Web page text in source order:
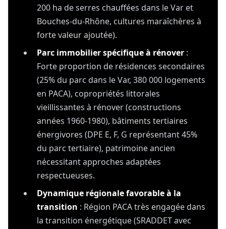
200 ha de serres chauffées dans le Var et
Bouches-du-Rhône, cultures maraîchères à
forte valeur ajoutée).
Parc immobilier spécifique à rénover :
Forte proportion de résidences secondaires
(25% du parc dans le Var, 380 000 logements
en PACA), copropriétés littorales
vieillissantes à rénover (constructions
années 1960-1980), bâtiments tertiaires
énergivores (DPE E, F, G représentant 45%
du parc tertiaire), patrimoine ancien
nécessitant approches adaptées
respectueuses.
Dynamique régionale favorable à la
transition : Région PACA très engagée dans
la transition énergétique (SRADDET avec